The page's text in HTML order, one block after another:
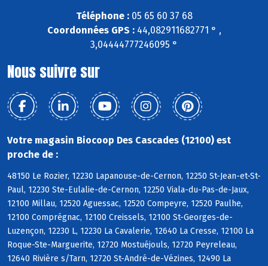
Téléphone :05 65 60 37 68
Coordonnées GPS :44,082911682771 ° ,
3,04444777246095 °
Nous suivre sur
Votre magasin Biocoop Des Cascades (12100) est
proche de :
48150 Le Rozier, 12230 Lapanouse-de-Cernon, 12250 St-Jean-et-St-
Paul, 12230 Ste-Eulalie-de-Cernon, 12250 Viala-du-Pas-de-Jaux,
12100 Millau, 12520 Aguessac, 12520 Compeyre, 12520 Paulhe,
12100 Comprégnac, 12100 Creissels, 12100 St-Georges-de-
Luzençon, 12230 L, 12230 La Cavalerie, 12640 La Cresse, 12100 La
Roque-Ste-Marguerite, 12720 Mostuéjouls, 12720 Peyreleau,
12640 Rivière s/Tarn, 12720 St-André-de-Vézines, 12490 La